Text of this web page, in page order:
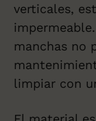
verticales,
manchas no
limpiar con